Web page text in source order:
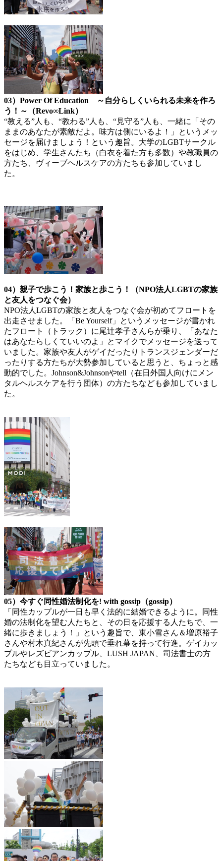
03）Power Of Education ～自分らしくいられる未来を作ろ
う！～（Revo∞Link）
“教える”人も、“教わる”人も、“見守る”人も、一緒に「その
ままのあなたが素敵だよ。味方は側にいるよ！」というメッ
セージを届けましょう！という趣旨。大学のLGBTサークル
をはじめ、学生さんたち（白衣を着た方も多数）や教職員の
方たち、ヴィーブヘルスケアの方たちも参加していまし
た。
04）親子で歩こう！家族と歩こう！（NPO法人LGBTの家族
と友人をつなぐ会）
NPO法人LGBTの家族と友人をつなぐ会が初めてフロートを
出走させました。「Be Yourself」というメッセージが書かれ
たフロート（トラック）に尾辻孝子さんらが乗り、「あなた
はあなたらしくていいのよ」とマイクでメッセージを送って
いました。家族や友人がゲイだったりトランスジェンダーだ
ったりする方たちが大勢参加していると思うと、ちょっと感
動的でした。Johnson&Johnsonやtell（在日外国人向けにメン
タルヘルスケアを行う団体）の方たちなども参加していまし
た。
05）今すぐ同性婚法制化を! with gossip（gossip）
「同性カップルが一日も早く法的に結婚できるように。同性
婚の法制化を望む人たちと、その日を応援する人たちで、一
緒に歩きましょう！」という趣旨で、東小雪さん＆増原裕子
さんや村木真紀さんが先頭で垂れ幕を持って行進。ゲイカッ
プルやレズビアンカップル、LUSH JAPAN、司法書士の方
たちなども目立っていました。